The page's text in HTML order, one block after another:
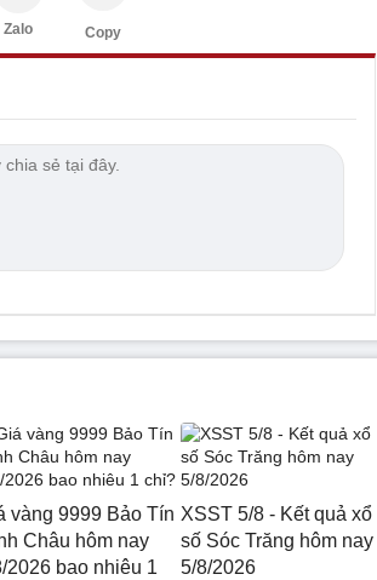
Zalo Copy
vàng 9999 Bảo Tín
Châu hôm nay
2026 bao nhiêu 1
XSST 5/8 - Kết quả xổ
số Sóc Trăng hôm nay
5/8/2026